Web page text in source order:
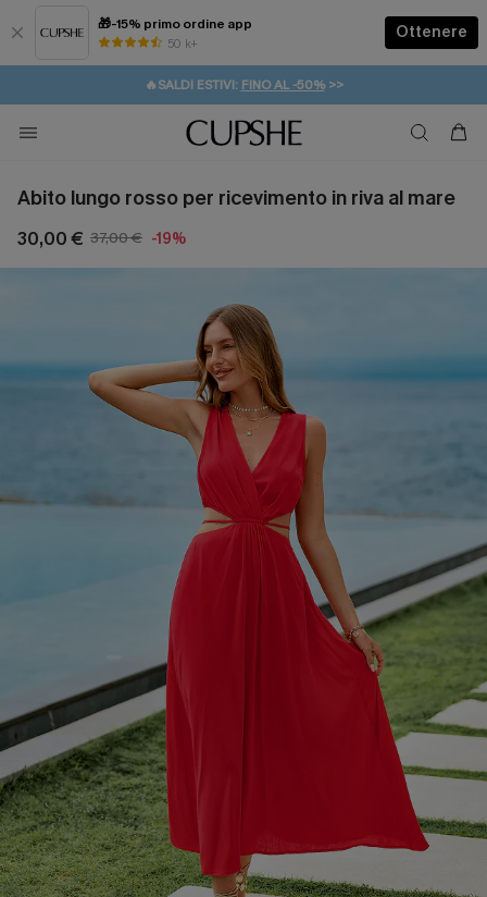
🎁-15% primo ordine app
50 k+
Ottenere
⚡️-15% SUGLI ESSENZIALI DA VACANZA | ACQUISTA
🔥SALDI ESTIVI: FINO AL -50%>>
🚚SPEDIZIONE GRATUITA DA 49€
💌REGALO PER I NUOVI: 20% DI SCONTO*
Abito lungo rosso per ricevimento in riva al mare
30,00 € 37,00 € -19%